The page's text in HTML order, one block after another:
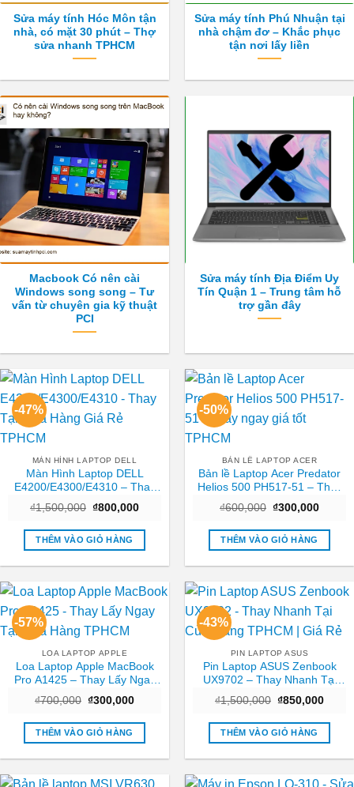
Sửa máy tính Hóc Môn tận
nhà, có mặt 30 phút – Thợ
sửa nhanh TPHCM
Sửa máy tính Phú Nhuận tại
nhà chậm đơ – Khắc phục
tận nơi lấy liền
Macbook Có nên cài
Windows song song – Tư
vấn từ chuyên gia kỹ thuật
PCI
Sửa máy tính Địa Điểm Uy
Tín Quận 1 – Trung tâm hỗ
trợ gần đây
-47%
MÀN HÌNH LAPTOP DELL
Màn Hình Laptop DELL
E4200/E4300/E4310 – Thay
₫1,500,000 Giá
là:
₫1,500,000.
₫800,000Giá
tại
₫800,000.
THÊM VÀO GIỎ HÀNG
-50%
BẢN LỀ LAPTOP ACER
Bản lề Laptop Acer Predator
Helios 500 PH517-51 – Thay
₫600,000 Giá
là:
₫600,000.
₫300,000Giá
tại
THÊM VÀO GIỎ HÀNG
-57%
LOA LAPTOP APPLE
Loa Laptop Apple MacBook
Pro A1425 – Thay Lấy Ngay
₫700,000 Giá
là:
₫700,000.
₫300,000Giá
tại
₫300,000.
THÊM VÀO GIỎ HÀNG
-43%
PIN LAPTOP ASUS
Pin Laptop ASUS Zenbook
UX9702 – Thay Nhanh Tại
₫1,500,000 Giá
là:
₫1,500,000.
₫850,000Giá
tại
THÊM VÀO GIỎ HÀNG